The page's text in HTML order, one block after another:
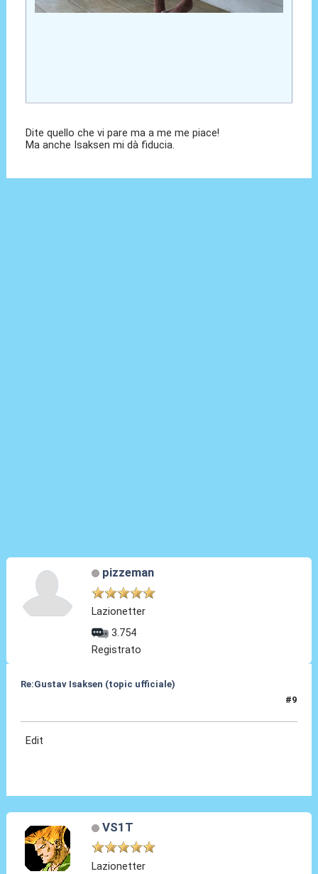
Dite quello che vi pare ma a me me piace!
Ma anche Isaksen mi dà fiducia.
pizzeman
Lazionetter
3.754
Registrato
Re:Gustav Isaksen (topic ufficiale)
#9
Edit
VS1T
Lazionetter